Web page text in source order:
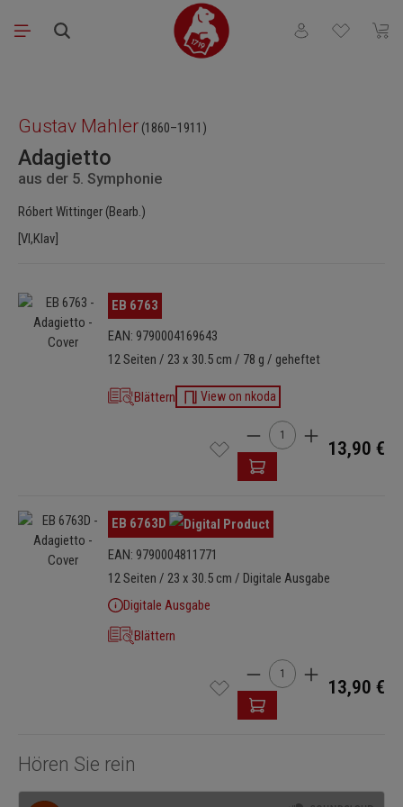
Zum Hauptinhalt springen
Du hast 0
Gustav Mahler (1860–1911)
Adagietto
aus der 5. Symphonie
Róbert Wittinger (Bearb.)
[Vl,Klav]
Bildergalerie überspringen
EB 6763
EAN: 9790004169643
12 Seiten / 23 x 30.5 cm / 78 g / geheftet
Blättern View on nkoda
Produkt Anzahl: Gib
13,90 €
Bildergalerie überspringen
EB 6763D
EAN: 9790004811771
12 Seiten / 23 x 30.5 cm / Digitale Ausgabe
Digitale Ausgabe
Blättern
Produkt Anzahl: Gib
13,90 €
Hören Sie rein